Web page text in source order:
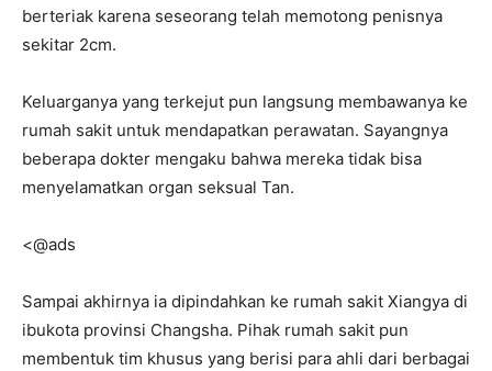
berteriak karena seseorang telah memotong penisnya
sekitar 2cm.
Keluarganya yang terkejut pun langsung membawanya ke
rumah sakit untuk mendapatkan perawatan. Sayangnya
beberapa dokter mengaku bahwa mereka tidak bisa
menyelamatkan organ seksual Tan.
<@ads
Sampai akhirnya ia dipindahkan ke rumah sakit Xiangya di
ibukota provinsi Changsha. Pihak rumah sakit pun
membentuk tim khusus yang berisi para ahli dari berbagai